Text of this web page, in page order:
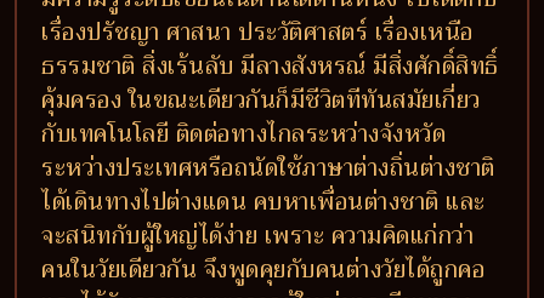
เรื่องปรัชญา ศาสนา ประวัติศาสตร์ เรื่องเหนือ
ธรรมชาติ สิ่งเร้นลับ มีลางสังหรณ์ มีสิ่งศักดิ์สิทธิ์
คุ้มครอง ในขณะเดียวกันก็มีชีวิตทีทันสมัยเกี่ยว
กับเทคโนโลยี ติดต่อทางไกลระหว่างจังหวัด
ระหว่างประเทศหรือถนัดใช้ภาษาต่างถิ่นต่างชาติ
ได้เดินทางไปต่างแดน คบหาเพื่อนต่างชาติ และ
จะสนิทกับผู้ใหญ่ได้ง่าย เพราะ ความคิดแก่กว่า
คนในวัยเดียวกัน จึงพูดคุยกับคนต่างวัยได้ถูกคอ